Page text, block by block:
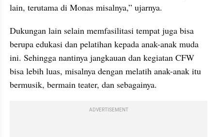
lain, terutama di Monas misalnya,” ujarnya.
Dukungan lain selain memfasilitasi tempat juga bisa
berupa edukasi dan pelatihan kepada anak-anak muda
ini. Sehingga nantinya jangkauan dan kegiatan CFW
bisa lebih luas, misalnya dengan melatih anak-anak itu
bermusik, bermain teater, dan sebagainya.
ADVERTISEMENT